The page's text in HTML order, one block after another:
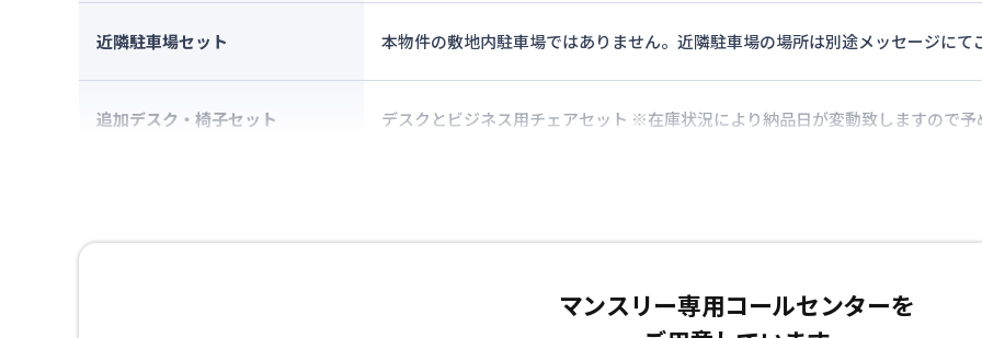
近隣駐車場セット 本物件の敷地内駐車場ではありません。近隣駐車場の場所は別途メッセージにて
追加デスク・椅子セット デスクとビジネス用チェアセット ※在庫状況により納品日が変動致しますので
マンスリー専用コールセンターを